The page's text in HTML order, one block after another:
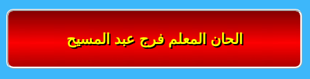
الحان المعلم فرج عبد المسيح